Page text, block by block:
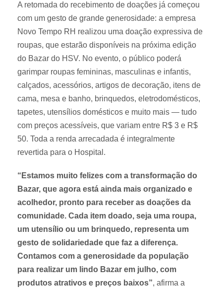
A retomada do recebimento de doações já começou
com um gesto de grande generosidade: a empresa
Novo Tempo RH realizou uma doação expressiva de
roupas, que estarão disponíveis na próxima edição
do Bazar do HSV. No evento, o público poderá
garimpar roupas femininas, masculinas e infantis,
calçados, acessórios, artigos de decoração, itens de
cama, mesa e banho, brinquedos, eletrodomésticos,
tapetes, utensílios domésticos e muito mais — tudo
com preços acessíveis, que variam entre R$ 3 e R$
50. Toda a renda arrecadada é integralmente
revertida para o Hospital.
“Estamos muito felizes com a transformação do
Bazar, que agora está ainda mais organizado e
acolhedor, pronto para receber as doações da
comunidade. Cada item doado, seja uma roupa,
um utensílio ou um brinquedo, representa um
gesto de solidariedade que faz a diferença.
Contamos com a generosidade da população
para realizar um lindo Bazar em julho, com
produtos atrativos e preços baixos”, afirma a